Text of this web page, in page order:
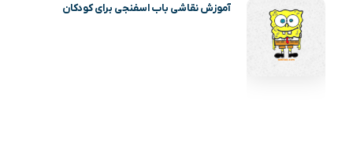
آموزش نقاشی باب اسفنجی برای کودکان